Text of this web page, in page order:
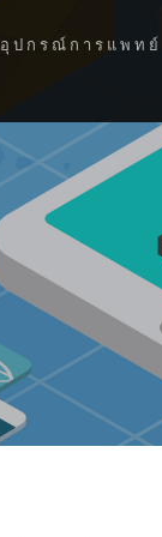
อุปกรณ์การแพทย์